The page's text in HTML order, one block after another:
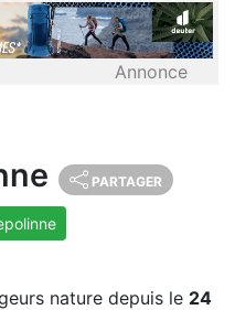
Annonce
PARTAGER
nature depuis le 24